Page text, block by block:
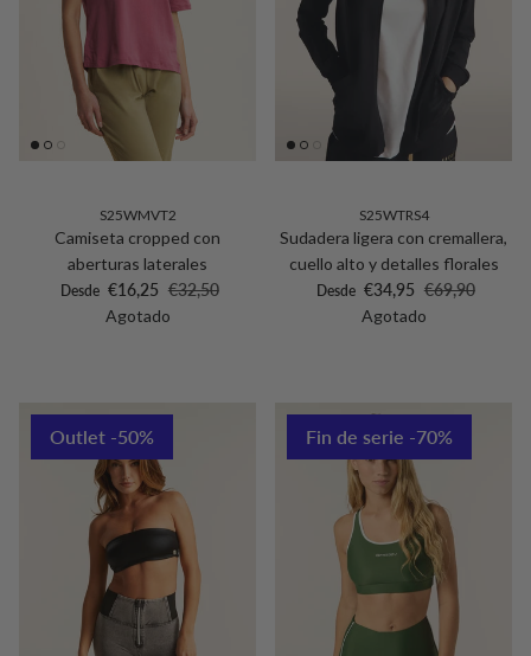
S25WMVT2
Camiseta cropped con
aberturas laterales
Precio de venta
Desde €16,25 Precio normal
€32,50
Agotado
S25WTRS4
Sudadera ligera con cremallera,
cuello alto y detalles florales
Precio de venta
Desde €34,95 Precio normal
€69,90
Agotado
Outlet -50% Fin de serie -70%